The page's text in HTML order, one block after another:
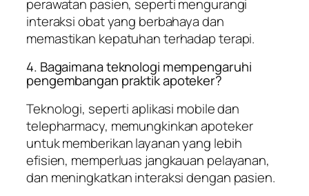
perawatan pasien, seperti mengurangi
interaksi obat yang berbahaya dan
memastikan kepatuhan terhadap terapi.
4. Bagaimana teknologi mempengaruhi
pengembangan praktik apoteker?
Teknologi, seperti aplikasi mobile dan
telepharmacy, memungkinkan apoteker
untuk memberikan layanan yang lebih
efisien, memperluas jangkauan pelayanan,
dan meningkatkan interaksi dengan pasien.